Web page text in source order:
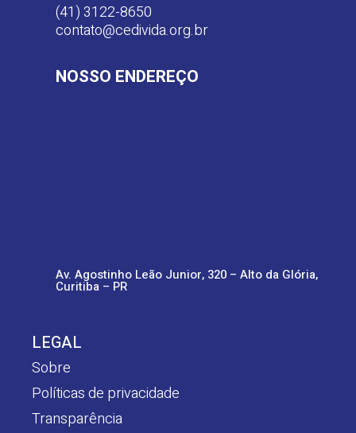
(41) 3122-8650
contato@cedivida.org.br
NOSSO ENDEREÇO
Av. Agostinho Leão Junior, 320 – Alto da Glória,
Curitiba – PR
LEGAL
Sobre
Políticas de privacidade
Transparência